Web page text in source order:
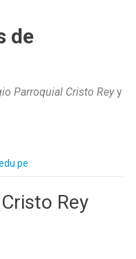
de
Parroquial Cristo Reyy
Rey